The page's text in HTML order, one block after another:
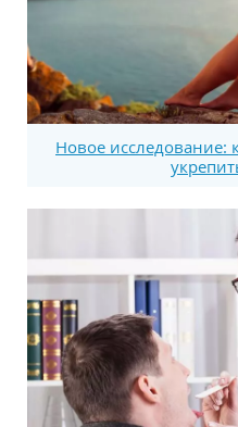
Новое исследование: